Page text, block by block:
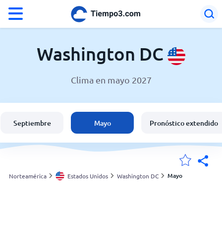
°C
El clima en Washington DC
España
Argentina
Washington DC
Clima en mayo 2027
Septiembre Mayo Pronóstico extendido
Norteamérica Estados Unidos Washington DC Mayo